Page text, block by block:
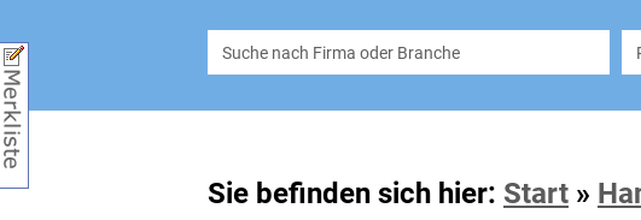
Sie befinden sich hier: Start »